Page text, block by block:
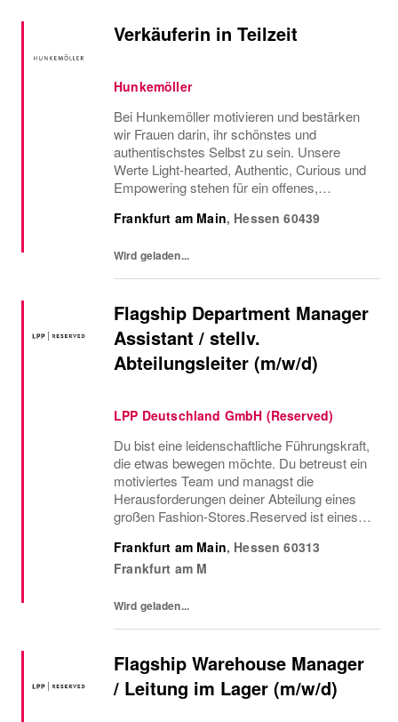
Verkäuferin in Teilzeit
Hunkemöller
Bei Hunkemöller motivieren und bestärken
wir Frauen darin, ihr schönstes und
authentischstes Selbst zu sein. Unsere
Werte Light-hearted, Authentic, Curious und
Empowering stehen für ein offenes,
Neugier, Vertrauen und persönliches
Frankfurt am Main, Hessen 60439
Wird geladen...
Flagship Department Manager
Assistant / stellv.
Abteilungsleiter (m/w/d)
LPP Deutschland GmbH (Reserved)
Du bist eine leidenschaftliche Führungskraft,
die etwas bewegen möchte. Du betreust ein
motiviertes Team und managst die
Herausforderungen deiner Abteilung eines
großen Fashion-Stores.Reserved ist eines
Unternehmen. Wir kombinieren die neuesten
Modetrends mit...
Frankfurt am Main, Hessen 60313
Frankfurt am M
Wird geladen...
Flagship Warehouse Manager
/ Leitung im Lager (m/w/d)